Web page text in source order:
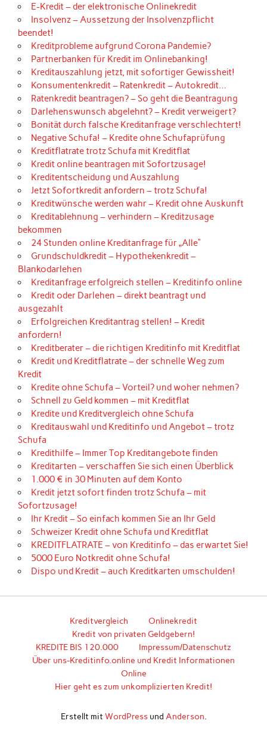
E-Kredit – der elektronische Onlinekredit
Insolvenz – Aussetzung der Insolvenzpflicht
beendet!
Kreditprobleme aufgrund Corona Pandemie?
Partnerbanken für Kredit im Onlinebanking!
Kreditauszahlung jetzt, mit sofortiger Gewissheit!
Konsumentenkredit – Ratenkredit – Autokredit…
Ratenkredit beantragen? – So geht die Beantragung
Darlehenswunsch abgelehnt? – Kredit verweigert?
Bonität durch falsche Kreditanfrage verschlechtert!
Negative Schufa! – Kredite ohne Schufaprüfung
Kreditflatrate trotz Schufa mit Kreditflat
Kredit online beantragen mit Sofortzusage!
Kreditentscheidung und Auszahlung
Jetzt Sofortkredit anfordern – trotz Schufa!
Kreditwünsche werden wahr – Kredit ohne Auskunft
Kreditablehnung – verhindern – Kreditzusage
bekommen
24 Stunden online Kreditanfrage für „Alle“
Grundschuldkredit – Hypothekenkredit –
Blankodarlehen
Kreditanfrage erfolgreich stellen – Kreditinfo online
Kredit oder Darlehen – direkt beantragt und
ausgezahlt
Erfolgreichen Kreditantrag stellen! – Kredit
anfordern!
Kreditberater – die richtigen Kreditinfo mit Kreditflat
Kredit und Kreditflatrate – der schnelle Weg zum
Kredit
Kredite ohne Schufa – Vorteil? und woher nehmen?
Schnell zu Geld kommen – mit Kreditflat
Kredite und Kreditvergleich ohne Schufa
Kreditauswahl und Kreditinfo und Angebot – trotz
Schufa
Kredithilfe – Immer Top Kreditangebote finden
Kreditarten – verschaffen Sie sich einen Überblick
1.000 € in 30 Minuten auf dem Konto
Kredit jetzt sofort finden trotz Schufa – mit
Sofortzusage!
Ihr Kredit – So einfach kommen Sie an Ihr Geld
Schweizer Kredit ohne Schufa und Kreditflat
KREDITFLATRATE – von Kreditinfo – das erwartet Sie!
5000 Euro Notkredit ohne Schufa!
Dispo und Kredit – auch Kreditkarten umschulden!
Kreditvergleich
Onlinekredit
Kredit von privaten Geldgebern!
KREDITE BIS 120.000
Impressum/Datenschutz
Über uns-Kreditinfo.online und Kredit Informationen
Online
Hier geht es zum unkomplizierten Kredit!
Erstellt mit WordPressund Anderson